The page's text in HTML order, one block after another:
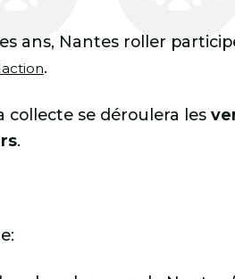
ans, Nantes roller
.
collecte se déroulera les
.